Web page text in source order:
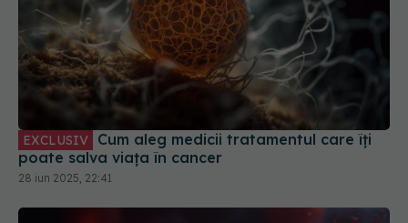
EXCLUSIV
poate salva viața în cancer
28 iun 2025, 22:41